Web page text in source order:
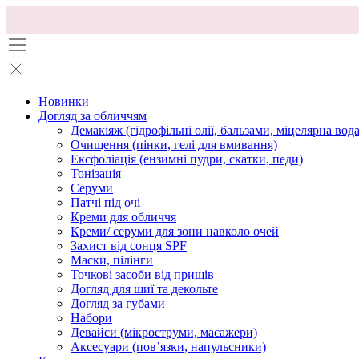
Новинки
Догляд за обличчям
Демакіяж (гідрофільні олії, бальзами, міцелярна
Очищення (пінки, гелі для вмивання)
Ексфоліація (ензимні пудри, скатки, педи)
Тонізація
Серуми
Патчі під очі
Креми для обличчя
Креми/ серуми для зони навколо очей
Захист від сонця SPF
Маски, пілінги
Точкові засоби від прищів
Догляд для шиї та декольте
Догляд за губами
Набори
Девайси (мікроструми, масажери)
Аксесуари (повʼязки, напульсники)